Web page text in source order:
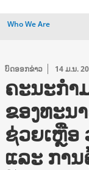
Who We Are
ບົດອອກຂ່າວ 14 ມ.ນ.
ຄະນະກໍາ
ຂອງທະນ
ຊ່ວຍເຫຼືອ
ແລະ ການ